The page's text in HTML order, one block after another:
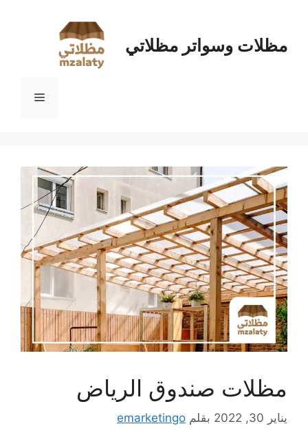
المحتوىمظلات وسواتر مظلاتي
القائمة
مظلات صندوق الرياض
يناير 30, 2022 بقلم emarketingo